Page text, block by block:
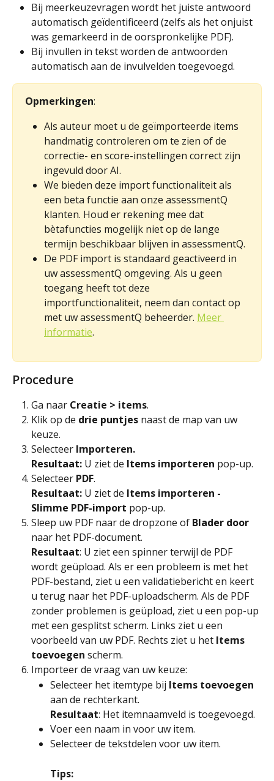
Bij meerkeuzevragen wordt het juiste antwoord
automatisch geïdentificeerd (zelfs als het onjuist
was gemarkeerd in de oorspronkelijke PDF).
Bij invullen in tekst worden de antwoorden
automatisch aan de invulvelden toegevoegd.
Opmerkingen:
Als auteur moet u de geïmporteerde items
handmatig controleren om te zien of de
correctie- en score-instellingen correct zijn
ingevuld door AI.
We bieden deze import functionaliteit als
een beta functie aan onze assessmentQ
klanten. Houd er rekening mee dat
bètafuncties mogelijk niet op de lange
termijn beschikbaar blijven in assessmentQ.
De PDF import is standaard geactiveerd in
uw assessmentQ omgeving. Als u geen
toegang heeft tot deze
importfunctionaliteit, neem dan contact op
met uw assessmentQ beheerder. Meer
informatie.
Procedure
Ga naar Creatie > items.
Klik op de drie puntjes naast de map van uw
keuze.
Selecteer Importeren.
Resultaat: U ziet de Items importeren pop-up.
Selecteer PDF.
Resultaat: U ziet de Items importeren -
Slimme PDF-import pop-up.
Sleep uw PDF naar de dropzone of Blader door
naar het PDF-document.
Resultaat: U ziet een spinner terwijl de PDF
wordt geüpload. Als er een probleem is met het
PDF-bestand, ziet u een validatiebericht en keert
u terug naar het PDF-uploadscherm. Als de PDF
zonder problemen is geüpload, ziet u een pop-up
met een gesplitst scherm. Links ziet u een
voorbeeld van uw PDF. Rechts ziet u het Items
toevoegen scherm.
Importeer de vraag van uw keuze:
Selecteer het itemtype bij Items toevoegen
aan de rechterkant.
Resultaat: Het itemnaamveld is toegevoegd.
Voer een naam in voor uw item.
Selecteer de tekstdelen voor uw item.
Tips: